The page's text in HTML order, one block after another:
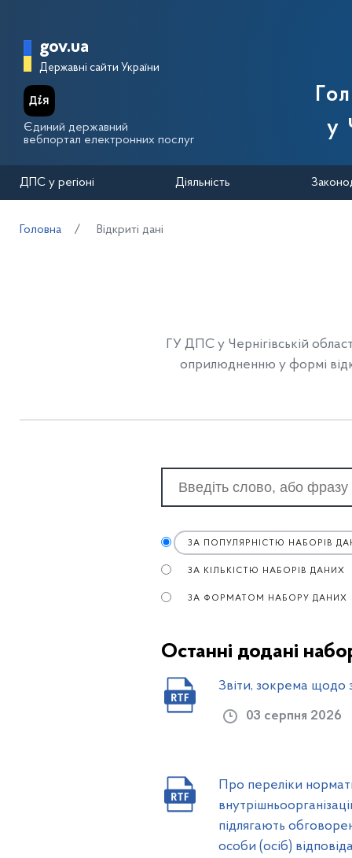
Головна сторінка Державної
gov.ua
Державні сайти України
Єдиний державний
вебпортал електронних послуг
у
ДПС у регіоні Діяльність
Головна Відкриті дані
ГУ ДПС у Чернігівській
оприлюдненню у формі
ЗА ПОПУЛЯРНІСТЮ НАБОРІВ
ЗА КІЛЬКІСТЮ НАБОРІВ ДАНИХ
ЗА ФОРМАТОМ НАБОРУ ДАНИХ
Останні додані
Звіти, зокрема щодо
03 серпня 2026
Про переліки
підлягають
особи (осіб)